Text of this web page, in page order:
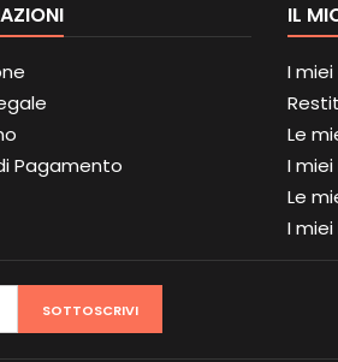
Pagamento
IL
I
Le
I miei
Le
I
SOTTOSCRIVI